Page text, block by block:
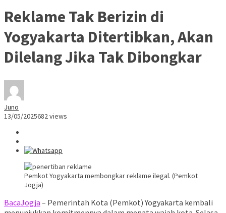
Reklame Tak Berizin di
Yogyakarta Ditertibkan, Akan
Dilelang Jika Tak Dibongkar
Juno
13/05/2025682 views
Pemkot Yogyakarta membongkar reklame ilegal. (Pemkot
Jogja)
BacaJogja – Pemerintah Kota (Pemkot) Yogyakarta kembali